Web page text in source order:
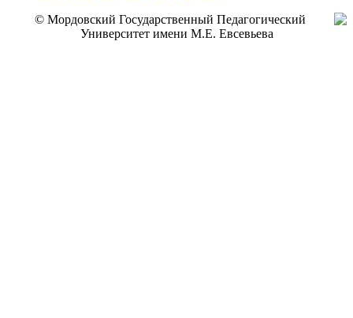
© Мордовский Государственный Педагогический
Университет имени М.Е. Евсевьева